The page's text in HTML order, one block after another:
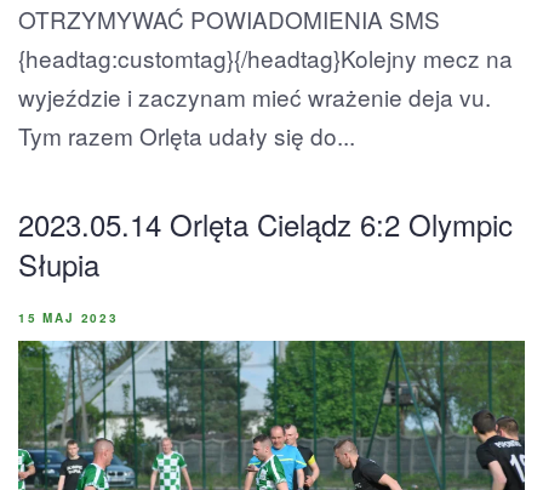
OTRZYMYWAĆ POWIADOMIENIA SMS
{headtag:customtag}{/headtag}Kolejny mecz na
wyjeździe i zaczynam mieć wrażenie deja vu.
Tym razem Orlęta udały się do...
2023.05.14 Orlęta Cielądz 6:2 Olympic
Słupia
15 MAJ 2023